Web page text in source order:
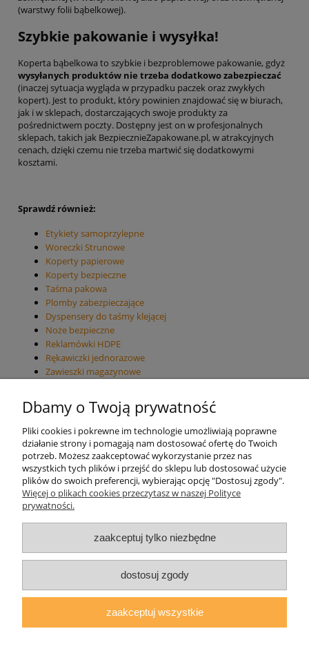
(warstwy folii bąbelkowej).
Szybkie pakowanie i wysyłka!
Koperta bąbelkowa to szybkie i bezproblemowe pakowanie, gdyż
wysyłanych produktów nie trzeba dodatkowo zabezpieczać
(inaczej sytuacja wygląda w przypadku paczek oraz zwykłych
kopert). Jest to produkt, który powinien znajdować się w biurach,
jak i w sklepach, dostarczających swoje produkty za
pośrednictwem poczty. Dostępny jest on w profesjonalnych
sklepach, takich jak BezpiecznieZapakowane.pl, w atrakcyjnych
cenach, dzięki czemu nie trzeba martwić się dodatkowymi
kosztami.
Sprawdź również:
Etykiety samoprzylepne
Woreczki Strunowe
Koperty papierowe
Koperty bezpieczne
Taśma pakowa
Plomby zabezpieczające
Dyspensery do taśmy klejącej
Noże bezpieczne
Reklamówki HDPE
Rękawiczki jednorazowe
Zawieszki magazynowe
Informacje o sklepie
Twoje konto
Koperty
Taśmy i noże bezpieczne
Dbamy o Twoją prywatność
Pliki cookies i pokrewne im technologie umożliwiają poprawne
działanie strony i pomagają nam dostosować ofertę do Twoich
potrzeb. Możesz zaakceptować wykorzystanie przez nas
wszystkich tych plików i przejść do sklepu lub dostosować użycie
plików do swoich preferencji, wybierając opcję "Dostosuj zgody".
Więcej o plikach cookies przeczytasz w naszej Polityce
prywatności.
zaakceptuj tylko niezbędne
dostosuj zgody
zaakceptuj wszystkie